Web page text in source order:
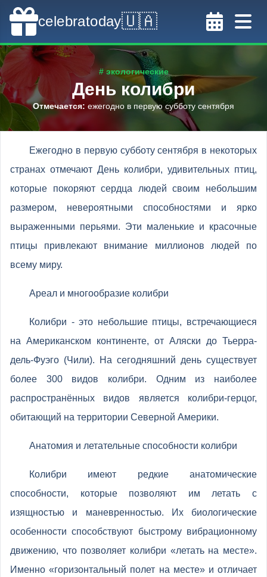
celebratoday🇺🇦
# экологические
День колибри
Отмечается: ежегодно в первую субботу сентября
Ежегодно в первую субботу сентября в некоторых
странах отмечают День колибри, удивительных птиц,
которые покоряют сердца людей своим небольшим
размером, невероятными способностями и ярко
выраженными перьями. Эти маленькие и красочные
птицы привлекают внимание миллионов людей по
всему миру.
Ареал и многообразие колибри
Колибри - это небольшие птицы, встречающиеся
на Американском континенте, от Аляски до Тьерра-
дель-Фуэго (Чили). На сегодняшний день существует
более 300 видов колибри. Одним из наиболее
распространённых видов является колибри-герцог,
обитающий на территории Северной Америки.
Анатомия и летательные способности колибри
Колибри имеют редкие анатомические
способности, которые позволяют им летать с
изящностью и маневренностью. Их биологические
особенности способствуют быстрому вибрационному
движению, что позволяет колибри «летать на месте».
Именно «горизонтальный полет на месте» и отличает